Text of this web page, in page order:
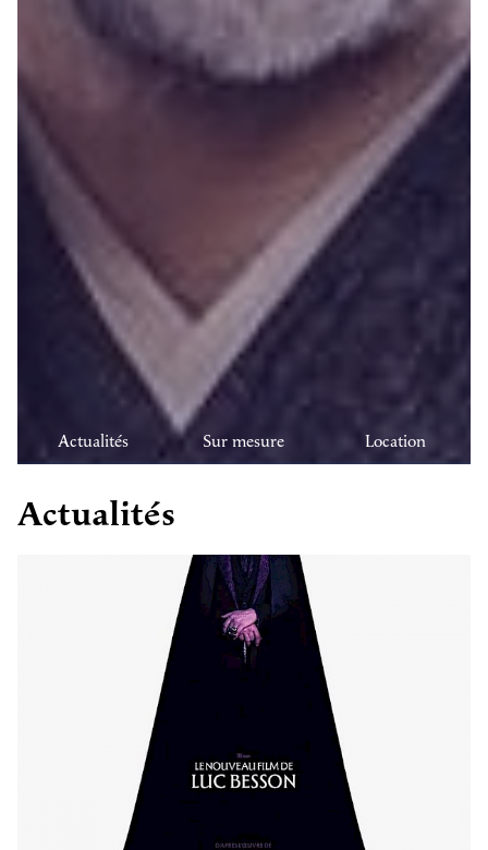
Actualités Sur mesure Location
Actualités